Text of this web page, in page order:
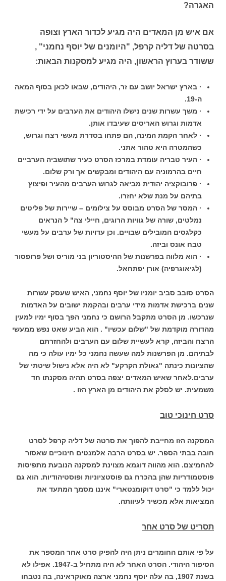
האגרה?
אם איש מן המאדים היה מגיע לכדור הארץ וצופה
בסרטה של דליה קרפל, "היומנים של יוסף נחמני" ,
ששודר בערוץ הראשון, היה מגיע למסקנות הבאות:
· בארץ ישראל יושב עם זר, היהודים, שבאו לכאן בסוף המאה
ה-19.
· משך עשרות שנים נישלו היהודים את הערבים על ידי רכישת
אדמות וגרוש האריסים שעיבדו אותן.
· לאחר הקמת המינה, הם פתחו בסדרת מעשי רצח וגרוש,
כשהמטרה היא טהור אתני.
· העיר טבריה עומדת במרכז הסרט כעיר שתושביה הערביים
חיים בהרמוניה עם היהודים ומבקשים אך ורק שלום.
· פרובוקציה יהודית מביאה לגרוש הערבים מהעיר ופיצוץ
בתיהם על מנת שלא יחזרו.
· המסר של הסרט מבוסס על צילומים – שיירות של פליטים
נמלטים, שורה של גוויות הרוגים, חיילי צה" ל הנראים
כקלגסים המובילים שבויים. וכן עדויות של ערבים על מעשי
טבח אונס וביזה.
· הוא מלווה בפרשנות של ההיסטוריון בני מוריס ושל פרופסור
(לגיאוגרפיה) אורן יפתחאל.
הסרט סובב סביב יומניו של יוסף נחמני, האיש שעסק עשרות
שנים ברכישת אדמות מידי ערבים ובהקמת ישובים על האדמות
שנרכשו. מן הסרט מתקבל הרושם כי נחמני הפך בסוף ימיו למעין
מהדורה מוקדמת של "שלום עכשיו" . הוא הביע שאט נפש ממעשי
הרצח והביזה, קרא לעשיית שלום עם הערבים ולהחזרתם
לבתיהם. מן הפרשנות למה שעשה נחמני כל ימיו עולה כי מה
שהציונות כינתה "גאולת הקרקע" לא היה אלא נישול שיטתי של
ערבים.לאחר שאיש המאדים יצפה בסרט תהיה מסקנתו חד
משמעית. יש לסלק את היהודים מן הארץ הזו .
סרט חינוכי טוב
המסקנה הזו מחייבת להפוך את סרטה של דליה קרפל לסרט
חובה בבתי הספר. יש בסרט הרבה אלמנטים חינוכיים שאסור
להחמיצם. הוא מהווה דוגמא מצוינת למסקנה הנובעת מתפיסות
פוסטמודריות שהן בהכרח גם פוסטציוניות ופוסטיהודיות. הוא גם
יכול ללמד כי "סרט דוקומנטארי" איננו מסמך המתעד את
המציאות אלא מכשיר לעיוותה.
תסריט של סרט אחר
על פי אותם החומרים ניתן היה להפיק סרט אחר המספר את
הסיפור היהודי. הסרט האחר לא היה מתחיל ב-1947. אפילו לא
בשנת 1907, בה עלה יוסף נחמני ארצה מאוקראינה, בה נטבחו